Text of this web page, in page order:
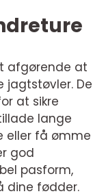
afgørende at
De
at sikre
lange
eller få ømme
god
pasform,
dine fødder.